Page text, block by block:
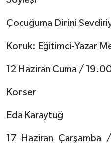
Çocuğuma Dinini
Konuk: Eğitimci-Yazar
12 Haziran Cuma /
Konser
Eda Karaytuğ
17 Haziran